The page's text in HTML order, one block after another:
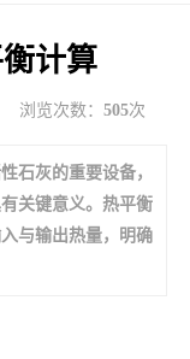
计算
浏览次数： 505次
石灰的重要设备，
关键意义。热平衡
与输出热量，明确